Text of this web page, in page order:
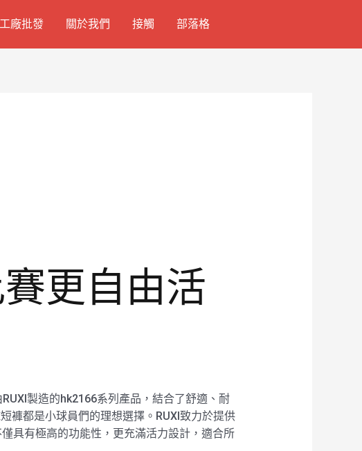
廠批發 關於我們 接觸 部落格
更自由活
製造的hk2166系列產品，結合了舒適、耐
褲都是小球員們的理想選擇。RUXI致力於提供
具有極高的功能性，更充滿活力設計，適合所